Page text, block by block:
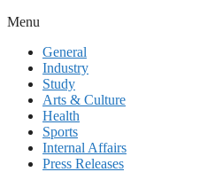
Menu
General
Industry
Study
Arts & Culture
Health
Sports
Internal Affairs
Press Releases